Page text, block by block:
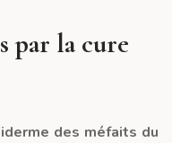
par la cure
des méfaits du